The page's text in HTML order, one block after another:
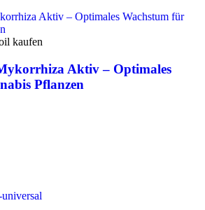
Aktiv – Optimales
Pflanzen